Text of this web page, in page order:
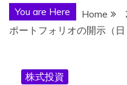
You are Here Home
ポートフォリオの開示（
株式投資